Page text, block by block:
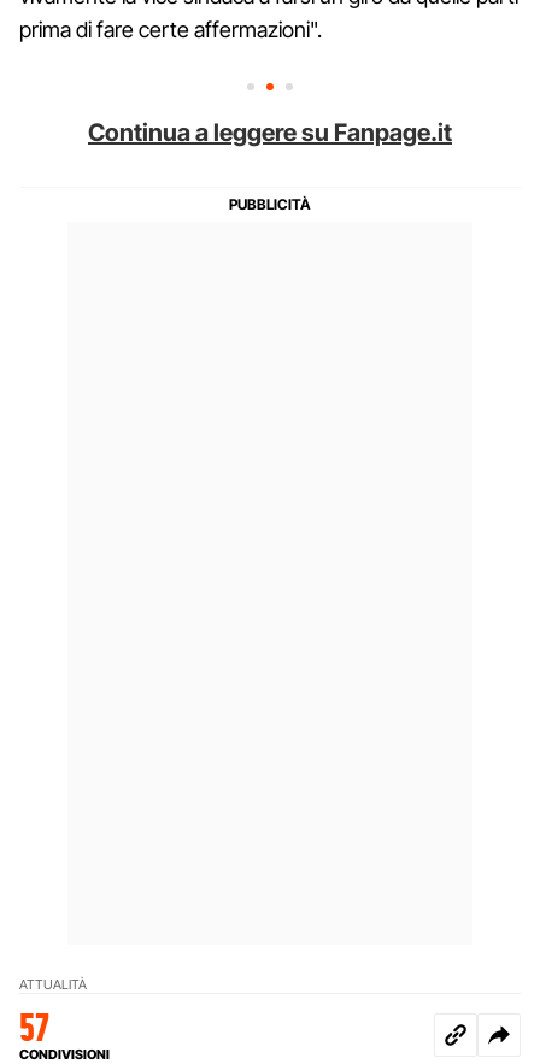
prima di fare certe affermazioni".
Continua a leggere su Fanpage.it
ATTUALITÀ
57
CONDIVISIONI